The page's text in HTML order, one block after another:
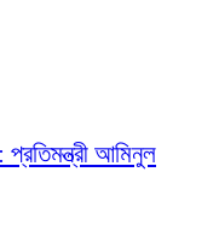
আমিনুল